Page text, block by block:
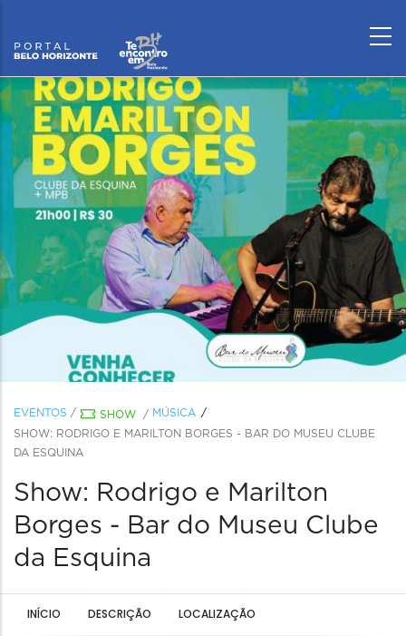
EVENTOS / SHOW / MÚSICA
SHOW: RODRIGO E MARILTON BORGES - BAR DO MUSEU CLUBE
DA ESQUINA
Show: Rodrigo e Marilton
Borges - Bar do Museu Clube
da Esquina
INÍCIO DESCRIÇÃO LOCALIZAÇÃO